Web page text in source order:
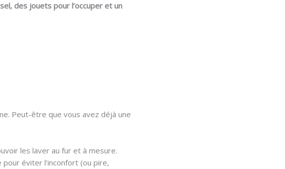
des jouets pour l’occuper et un
Peut-être que vous avez déjà une
les laver au fur et à mesure.
éviter l’inconfort (ou pire,